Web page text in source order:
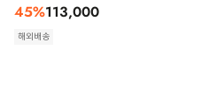
45%113,000
해외배송